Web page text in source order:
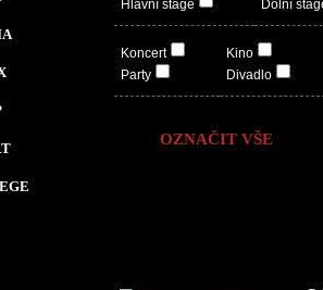
Hlavní stage Dolní
Koncert
Party
Kino
Divadlo
OZNAČIT VŠE